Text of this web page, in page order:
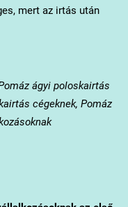
mert az irtás után
ágyi poloskairtás
cégeknek, Pomáz